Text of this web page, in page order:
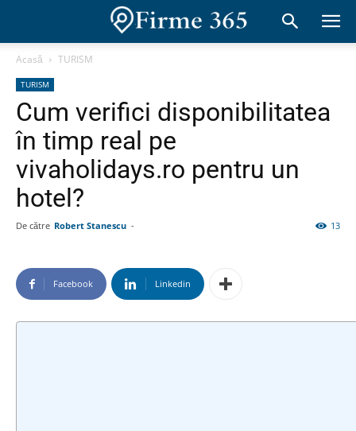
Acasă TURISM
TURISM
Cum verifici disponibilitatea
în timp real pe
vivaholidays.ro pentru un
hotel?
De către Robert Stanescu - 13
Facebook Linkedin